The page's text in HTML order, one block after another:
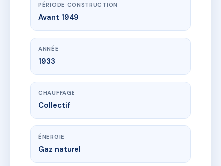
PÉRIODE CONSTRUCTION
Avant 1949
ANNÉE
1933
CHAUFFAGE
Collectif
ÉNERGIE
Gaz naturel